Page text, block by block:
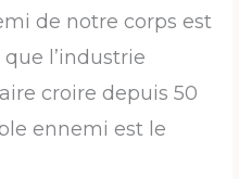
de notre corps est
que l’industrie
croire depuis 50
ennemi est le